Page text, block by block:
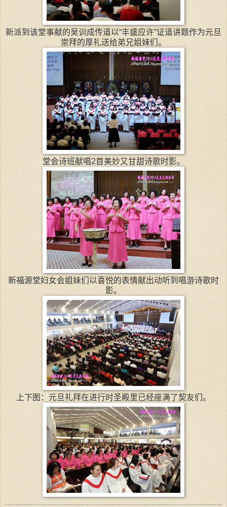
新派到该堂事献的吴训成传道以“丰盛应许”证道讲题作为元旦
崇拜的厚礼送给弟兄姐妹们。
堂会诗班献唱2首美妙又甘甜诗歌时影。
新福源堂妇女会姐妹们以喜悦的表情献出动听到唱游诗歌时
影。
上下图：元旦礼拜在进行时圣殿里已经座满了契友们。